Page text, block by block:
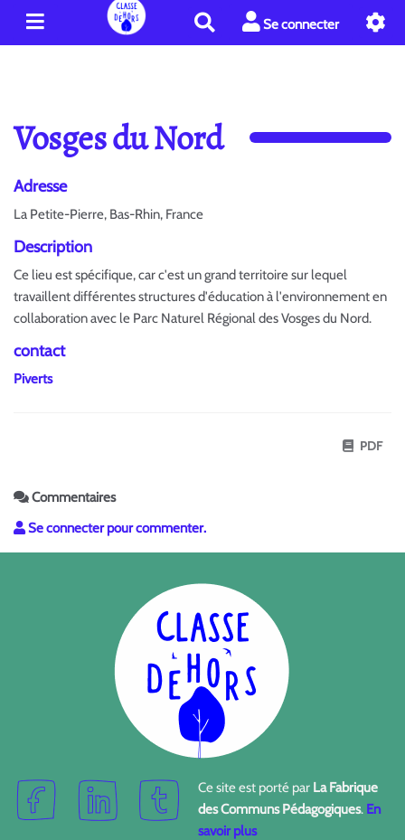
e
r
c
Se connecter
Vosges du Nord
Adresse
La Petite-Pierre, Bas-Rhin, France
Description
Ce lieu est spécifique, car c'est un grand territoire sur lequel
travaillent différentes structures d'éducation à l'environnement en
collaboration avec le Parc Naturel Régional des Vosges du Nord.
contact
Piverts
PDF
Commentaires
Se connecter pour commenter.
Ce site est porté par La Fabrique
des Communs Pédagogiques. En
savoir plus